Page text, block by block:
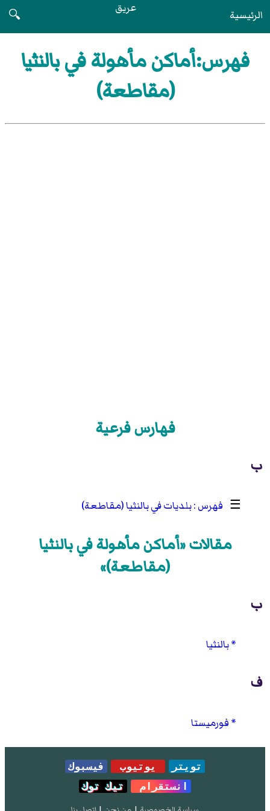
الرئيسية عريق
🔍
فهرس:أماكن مأهولة في بالنثيا
(مقاطعة)
فهارس فرعية
ب
☰ بلديات في بالنثيا (مقاطعة)
مقالات «أماكن مأهولة في بالنثيا
(مقاطعة)»
ب
بالنثيا
ف
فورميستا
تويتر يوتيوب
فيسبوك
انستقرام
تيك توك